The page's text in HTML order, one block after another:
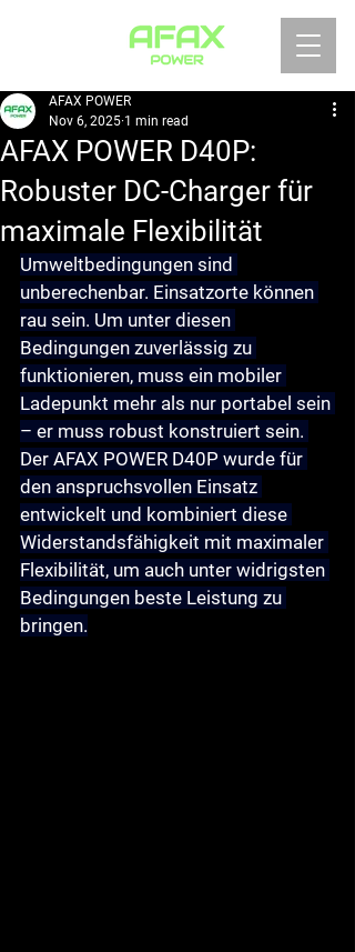
AFAX POWER D40P:
Robuster DC-Charger für
maximale Flexibilität
AFAX POWER
Nov 6, 2025 1 min read
Umweltbedingungen sind
unberechenbar. Einsatzorte können
rau sein. Um unter diesen
Bedingungen zuverlässig zu
funktionieren, muss ein mobiler
Ladepunkt mehr als nur portabel sein
– er muss robust konstruiert sein.
Der AFAX POWER D40P wurde für
den anspruchsvollen Einsatz
entwickelt und kombiniert diese
Widerstandsfähigkeit mit maximaler
Flexibilität, um auch unter widrigsten
Bedingungen beste Leistung zu
bringen.